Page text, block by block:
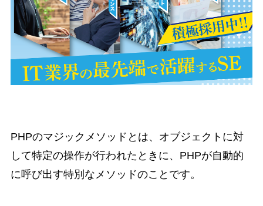
PHPのマジックメソッドとは、オブジェクトに対
して特定の操作が行われたときに、PHPが自動的
に呼び出す特別なメソッドのことです。